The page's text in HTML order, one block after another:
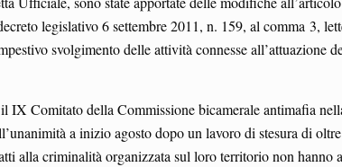
legislativo 6 settembre 2011, n. 159, al comma 3,
svolgimento delle attività connesse
IX Comitato della Commissione bicamerale antimafia
a inizio agosto dopo un lavoro di stesura di
alla criminalità organizzata sul loro territorio non